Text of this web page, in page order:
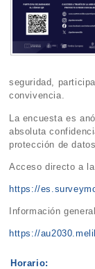
seguridad,
convivencia.
La encuesta es
absoluta
protección de
Acceso directo a
https://
Información
https://
Horario: